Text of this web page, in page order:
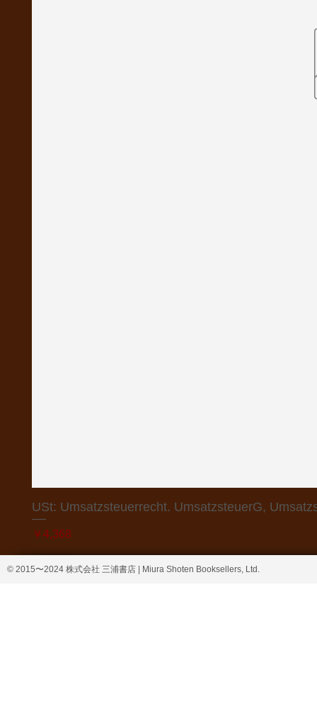
USt: Umsatzsteuerrecht. UmsatzsteuerG,
価格
￥4,368
© 2015〜2024 株式会社 三浦書店 | Miura Shoten Booksellers, Ltd.